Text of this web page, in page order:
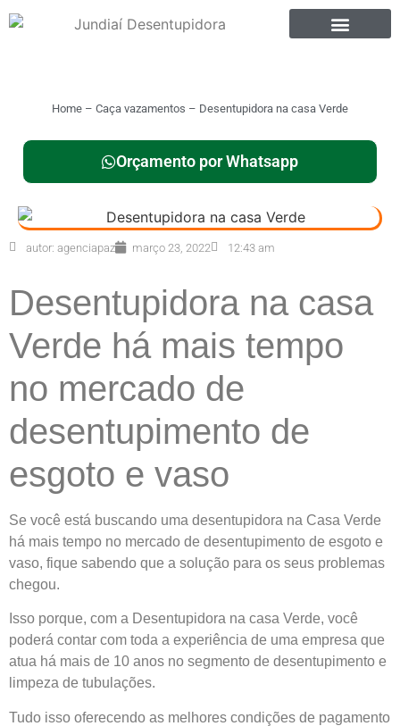
Home – Caça vazamentos – Desentupidora na casa Verde
Orçamento por Whatsapp
autor: agenciapaz março 23, 2022 12:43 am
Desentupidora na casa
Verde há mais tempo
no mercado de
desentupimento de
esgoto e vaso
Se você está buscando uma desentupidora na Casa Verde
há mais tempo no mercado de desentupimento de esgoto e
vaso, fique sabendo que a solução para os seus problemas
chegou.
Isso porque, com a Desentupidora na casa Verde, você
poderá contar com toda a experiência de uma empresa que
atua há mais de 10 anos no segmento de desentupimento e
limpeza de tubulações.
Tudo isso oferecendo as melhores condições de pagamento